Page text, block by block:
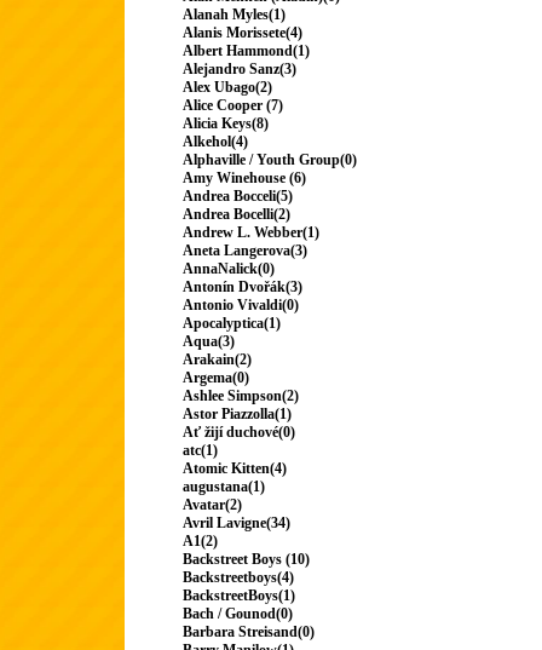
Alanah Myles(1)
Alanis Morissete(4)
Albert Hammond(1)
Alejandro Sanz(3)
Alex Ubago(2)
Alice Cooper (7)
Alicia Keys(8)
Alkehol(4)
Alphaville / Youth Group(0)
Amy Winehouse (6)
Andrea Bocceli(5)
Andrea Bocelli(2)
Andrew L. Webber(1)
Aneta Langerova(3)
AnnaNalick(0)
Antonín Dvořák(3)
Antonio Vivaldi(0)
Apocalyptica(1)
Aqua(3)
Arakain(2)
Argema(0)
Ashlee Simpson(2)
Astor Piazzolla(1)
Ať žijí duchové(0)
atc(1)
Atomic Kitten(4)
augustana(1)
Avatar(2)
Avril Lavigne(34)
A1(2)
Backstreet Boys (10)
Backstreetboys(4)
BackstreetBoys(1)
Bach / Gounod(0)
Barbara Streisand(0)